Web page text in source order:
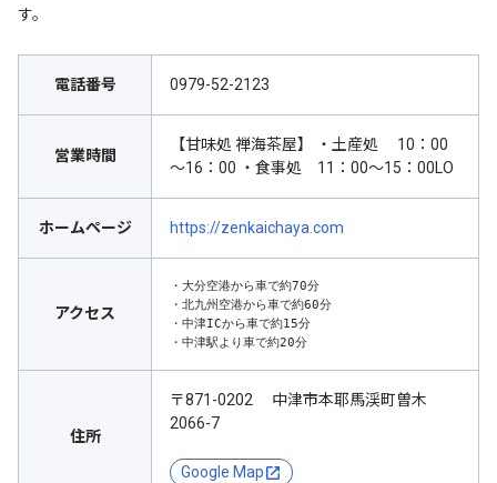
す。
電話番号 0979-52-2123
営業時間
【甘味処 禅海茶屋】 ・土産処 10：00
～16：00 ・食事処 11：00～15：00LO
ホームページ https://zenkaichaya.com
アクセス
・大分空港から車で約70分
・北九州空港から車で約60分
・中津ICから車で約15分
・中津駅より車で約20分
住所
〒871-0202 中津市本耶馬渓町曽木
2066-7
Google Map